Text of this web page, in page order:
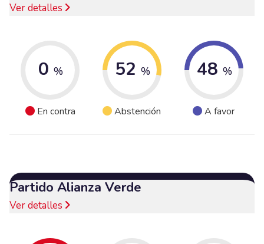
Ver detalles
0 %
En contra
52 %
Abstención
48 %
A favor
Partido Alianza Verde
Ver detalles